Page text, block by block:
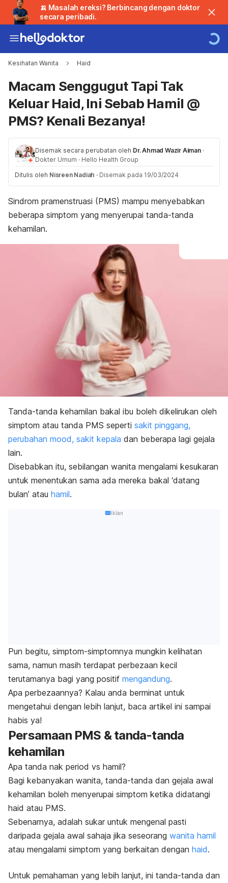
🍌 Masalah ereksi? Berbincang dengan doktor
secara peribadi.
Kesihatan Wanita Haid
Macam Senggugut Tapi Tak
Keluar Haid, Ini Sebab Hamil @
PMS? Kenali Bezanya!
Disemak secara perubatan oleh Dr. Ahmad Wazir Aiman ·
Dokter Umum · Hello Health Group
Ditulis oleh Nisreen Nadiah · Disemak pada 19/03/2024
Sindrom pramenstruasi (PMS) mampu menyebabkan
beberapa simptom yang menyerupai tanda-tanda
kehamilan.
Tanda-tanda kehamilan bakal ibu boleh dikelirukan oleh
simptom atau tanda PMS seperti sakit pinggang,
perubahan mood, sakit kepala dan beberapa lagi gejala
lain.
Disebabkan itu, sebilangan wanita mengalami kesukaran
untuk menentukan sama ada mereka bakal ‘datang
bulan’ atau hamil.
Iklan
Pun begitu, simptom-simptomnya mungkin kelihatan
sama, namun masih terdapat perbezaan kecil
terutamanya bagi yang positif mengandung.
Apa perbezaannya? Kalau anda berminat untuk
mengetahui dengan lebih lanjut, baca artikel ini sampai
habis ya!
Persamaan PMS & tanda-tanda
kehamilan
Apa tanda nak period vs hamil?
Bagi kebanyakan wanita, tanda-tanda dan gejala awal
kehamilan boleh menyerupai simptom ketika didatangi
haid atau PMS.
Sebenarnya, adalah sukar untuk mengenal pasti
daripada gejala awal sahaja jika seseorang wanita hamil
atau mengalami simptom yang berkaitan dengan haid.
Untuk pemahaman yang lebih lanjut, ini tanda-tanda dan